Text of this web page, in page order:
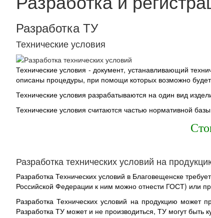
Разработка ТУ
Технические условия
Технические условия - документ, устанавливающий
описаны процедуры, при помощи которых возможно
Технические условия разрабатываются на один вид
Технические условия считаются частью нормативной
Разработка технических условий на
Разработка Технических условий в Благовещенске
Российской Федерации к ним можно отнести ГОСТ) или
Разработка Технических условий на продукцию может
Разработка ТУ может и не производиться, ТУ могут быть